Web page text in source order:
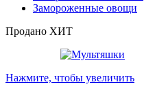
Замороженные овощи
Продано ХИТ
Нажмите, чтобы увеличить